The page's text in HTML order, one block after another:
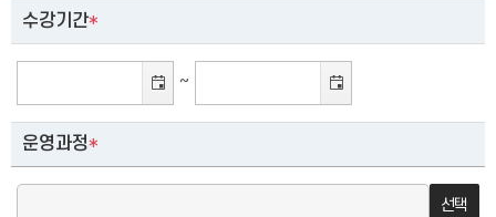
수강기간*
~
운영과정*
선택